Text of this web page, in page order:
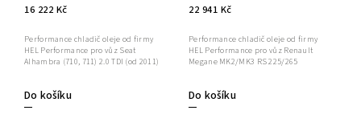
16 222 Kč
Do košíku
Performance chladič oleje od firmy
HEL Performance pro vůz Seat
Alhambra (710, 711) 2.0 TDI (od 2011)
22 941 Kč
Do košíku
Performance chladič oleje od firmy
HEL Performance pro vůz Renault
Megane MK2/MK3 RS 225/265